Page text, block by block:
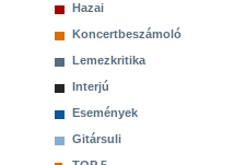
Hazai
Koncertbeszámoló
Lemezkritika
Interjú
Események
Gitársuli